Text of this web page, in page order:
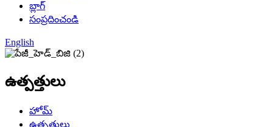
బ్లాగ్
సంప్రదించండి
English
ఉత్పత్తులు
హోమ్
ఉత్పత్తులు